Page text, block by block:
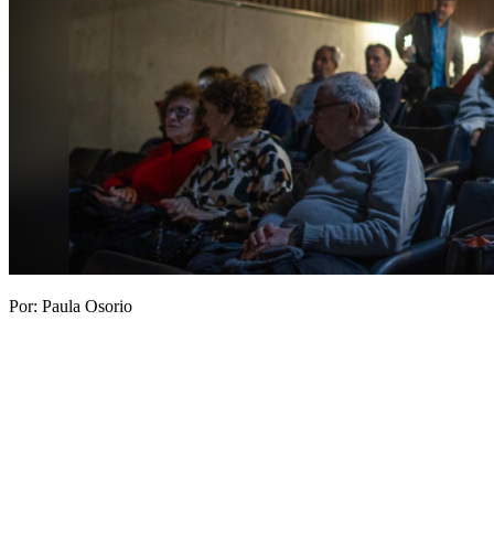
Por: Paula Osorio